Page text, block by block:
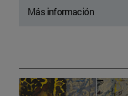
Más información